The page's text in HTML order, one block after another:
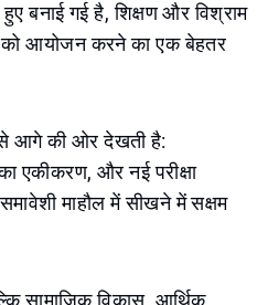
बनाई गई है, शिक्षण और विश्राम
को आयोजन करने का एक बेहतर
से आगे की ओर देखती है:
एकीकरण, और नई परीक्षा
माहौल में सीखने में सक्षम
सामाजिक विकास, आर्थिक